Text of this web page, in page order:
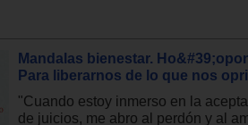
Mandalas bienestar.
Para liberarnos de lo que nos
"Cuando estoy inmerso en la
de juicios, me abro al perdón y al